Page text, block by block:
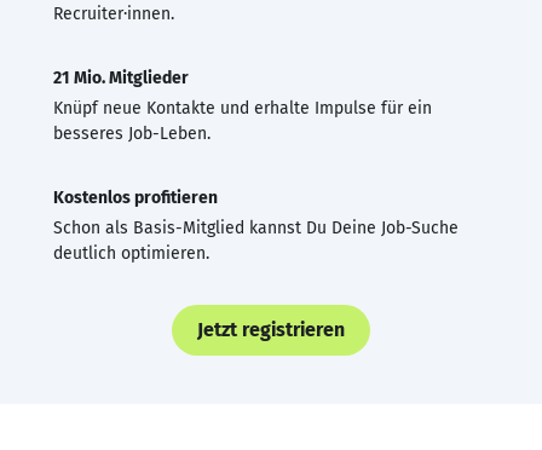
Recruiter·innen.
21 Mio. Mitglieder
Knüpf neue Kontakte und erhalte Impulse für ein
besseres Job-Leben.
Kostenlos profitieren
Schon als Basis-Mitglied kannst Du Deine Job-Suche
deutlich optimieren.
Jetzt registrieren